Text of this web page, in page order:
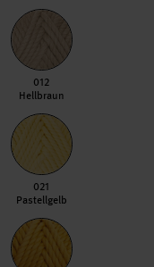
012 Hellbraun
012
Hellbraun
021 Pastellgelb
021
Pastellgelb